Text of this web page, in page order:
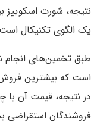
نتیجه، شورت اسکوییز
یک الگوی تکنیکال
طبق تخمین‌های
است که بیشترین
در نتیجه، قیمت آن با
فروشندگان استقراضی